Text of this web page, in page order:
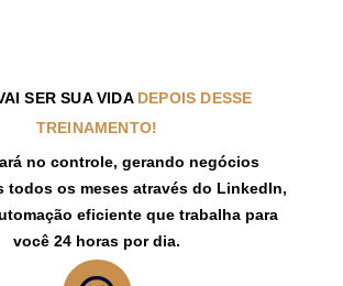
SER SUA VIDA DEPOIS DESSE
TREINAMENTO!
no controle, gerando negócios
todos os meses através do LinkedIn,
eficiente que trabalha para
você 24 horas por dia.